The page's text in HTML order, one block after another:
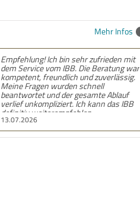
Mehr Infos
13.07.2026
Empfehlung! Ich bin sehr zufrieden mit
dem Service vom IBB. Die Beratung war
kompetent, freundlich und zuverlässig.
Meine Fragen wurden schnell
beantwortet und der gesamte Ablauf
verlief unkompliziert. Ich kann das IBB
definitiv weiterempfehlen.
Insbesondere bedanke ich mich bei den
Mitarbeiterinnen des Frankfurter
Standorts für die Unterstützung.